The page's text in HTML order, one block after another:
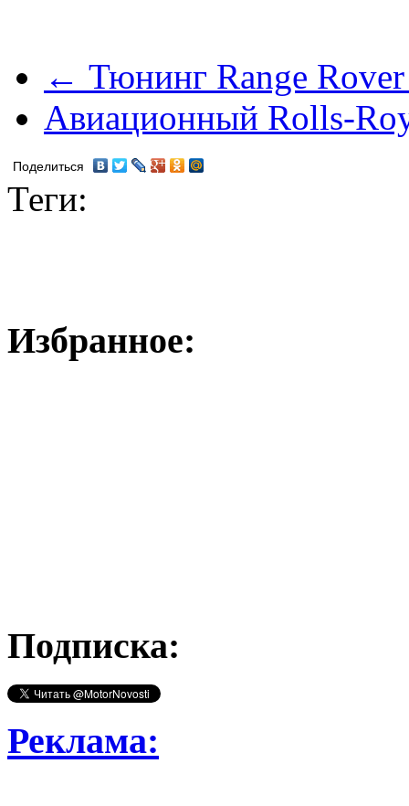
← Тюнинг Range
Авиационный Rolls-
Поделиться
Теги:
Избранное:
Подписка:
Реклама: